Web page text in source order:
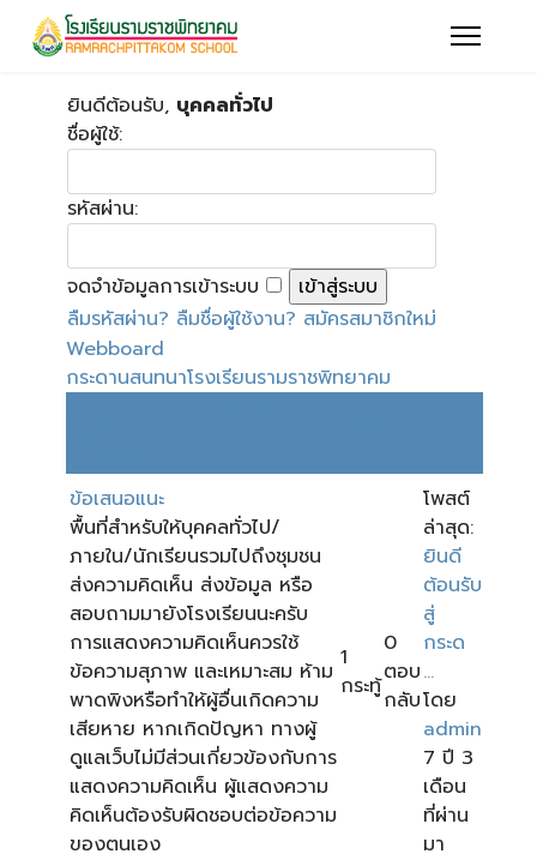
ยินดีต้อนรับ, บุคคลทั่วไป
ชื่อผู้ใช้:
รหัสผ่าน:
จดจำข้อมูลการเข้าระบบ
ลืมรหัสผ่าน? ลืมชื่อผู้ใช้งาน? สมัครสมาชิกใหม่
Webboard
กระดานสนทนาโรงเรียนรามราชพิทยาคม
ข้อเสนอแนะ
พื้นที่สำหรับให้บุคคลทั่วไป/
ภายใน/นักเรียนรวมไปถึงชุมชน
ส่งความคิดเห็น ส่งข้อมูล หรือ
สอบถามมายังโรงเรียนนะครับ
การแสดงความคิดเห็นควรใช้
ข้อความสุภาพ และเหมาะสม ห้าม
พาดพิงหรือทำให้ผู้อื่นเกิดความ
เสียหาย หากเกิดปัญหา ทางผู้
ดูแลเว็บไม่มีส่วนเกี่ยวข้องกับการ
แสดงความคิดเห็น ผู้แสดงความ
คิดเห็นต้องรับผิดชอบต่อข้อความ
ของตนเอง
1
กระทู้
0
ตอบ
กลับ
โพสต์
ล่าสุด:
ยินดี
ต้อนรับ
สู่
กระด
...
โดย
admin
7 ปี 3
เดือน
ที่ผ่าน
มา